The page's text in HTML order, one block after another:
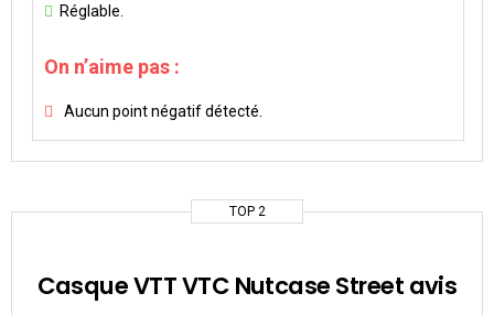
Réglable.
On n’aime pas :
Aucun point négatif détecté.
TOP 2
Casque VTT VTC Nutcase Street avis